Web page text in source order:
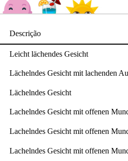
Descrição
Leicht lächendes Gesicht
Lächelndes Gesicht mit lachenden
Lächelndes Gesicht
Lachelndes Gesicht mit offenen
Lachelndes Gesicht mit offenen
Lachelndes Gesicht mit offenen